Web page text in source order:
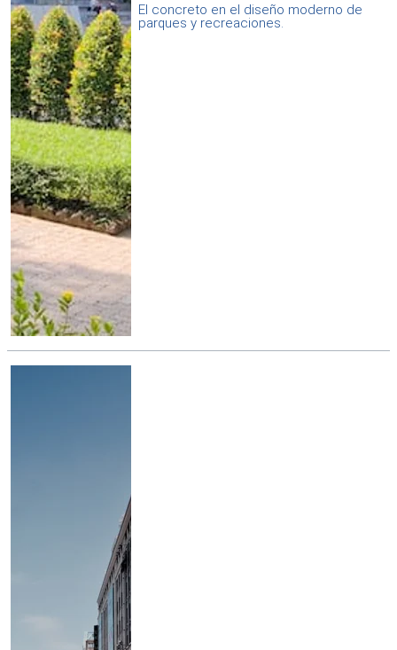
El concreto en el diseño moderno de
parques y recreaciones.